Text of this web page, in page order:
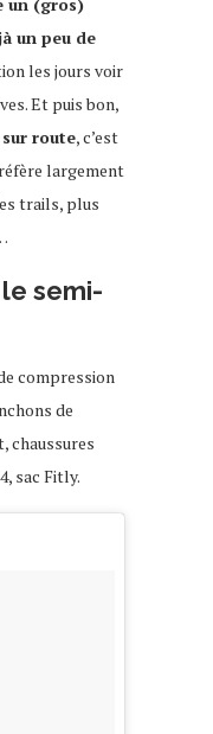
un peu de
les jours voir
Et puis bon,
route, c’est
largement
trails, plus
semi-
compression
de
chaussures
sac Fitly.